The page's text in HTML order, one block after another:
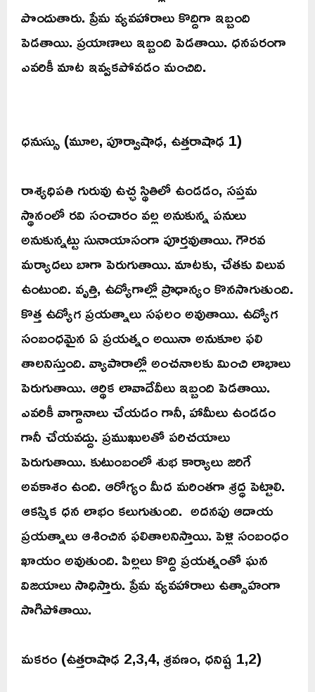
పొందుతారు. ప్రేమ వ్యవహారాలు కొద్దిగా ఇబ్బంది
పెడతాయి. ప్రయాణాలు ఇబ్బంది పెడతాయి. ధనపరంగా
ఎవరికీ మాట ఇవ్వకపోవడం మంచిది.
ధనుస్సు (మూల, పూర్వాషాఢ, ఉత్తరాషాఢ 1)
రాశ్యధిపతి గురువు ఉచ్ఛ స్థితిలో ఉండడం, సప్తమ
స్థానంలో రవి సంచారం వల్ల అనుకున్న పనులు
అనుకున్నట్టు సునాయాసంగా పూర్తవుతాయి. గౌరవ
మర్యాదలు బాగా పెరుగుతాయి. మాటకు, చేతకు విలువ
ఉంటుంది. వృత్తి, ఉద్యోగాల్లో ప్రాధాన్యం కొనసాగుతుంది.
కొత్త ఉద్యోగ ప్రయత్నాలు సఫలం అవుతాయి. ఉద్యోగ
సంబంధమైన ఏ ప్రయత్నం అయినా అనుకూల ఫలి
తాలనిస్తుంది. వ్యాపారాల్లో అంచనాలకు మించి లాభాలు
పెరుగుతాయి. ఆర్థిక లావాదేవీలు ఇబ్బంది పెడతాయి.
ఎవరికీ వాగ్దానాలు చేయడం గానీ, హామీలు ఉండడం
గానీ చేయవద్దు. ప్రముఖులతో పరిచయాలు
పెరుగుతాయి. కుటుంబంలో శుభ కార్యాలు జరిగే
అవకాశం ఉంది. ఆరోగ్యం మీద మరింతగా శ్రద్ధ పెట్టాలి.
ఆకస్మిక ధన లాభం కలుగుతుంది. అదనపు ఆదాయ
ప్రయత్నాలు ఆశించిన ఫలితాలనిస్తాయి. పెళ్లి సంబంధం
ఖాయం అవుతుంది. పిల్లలు కొద్ది ప్రయత్నంతో ఘన
విజయాలు సాధిస్తారు. ప్రేమ వ్యవహారాలు ఉత్సాహంగా
సాగిపోతాయి.
మకరం (ఉత్తరాషాఢ 2,3,4, శ్రవణం, ధనిష్ట 1,2)